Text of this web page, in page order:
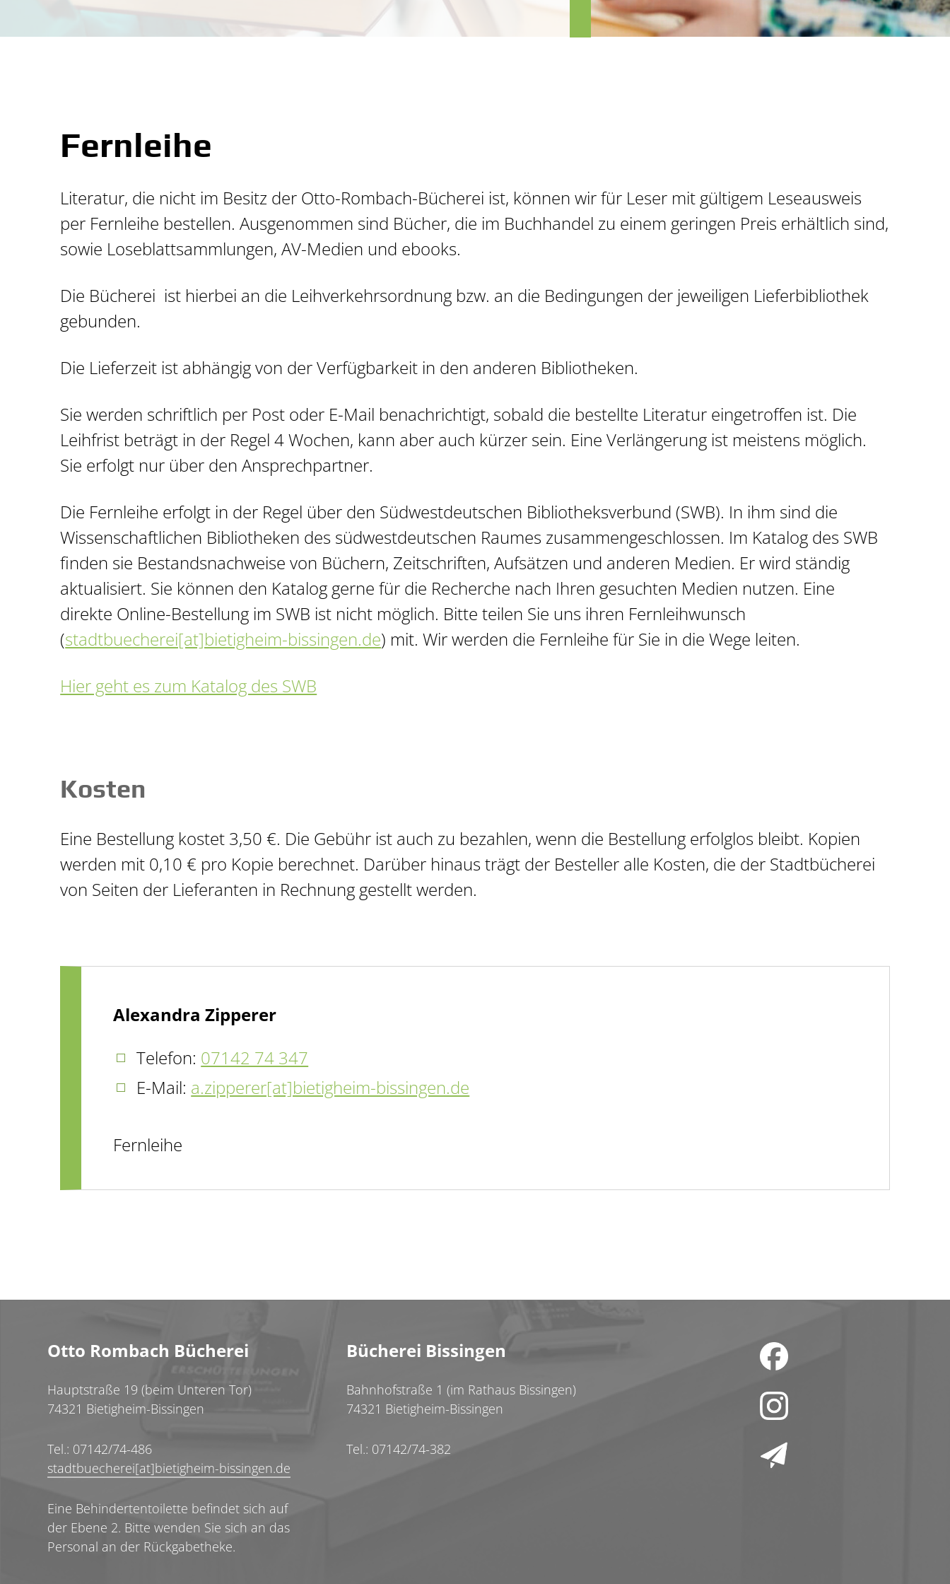
Fernleihe
Literatur, die nicht im Besitz der Otto-Rombach-Bücherei ist, können wir für Leser mit gültigem Leseausweis
per Fernleihe bestellen. Ausgenommen sind Bücher, die im Buchhandel zu einem geringen Preis erhältlich sind,
sowie Loseblattsammlungen, AV-Medien und ebooks.
Die Bücherei ist hierbei an die Leihverkehrsordnung bzw. an die Bedingungen der jeweiligen Lieferbibliothek
gebunden.
Die Lieferzeit ist abhängig von der Verfügbarkeit in den anderen Bibliotheken.
Sie werden schriftlich per Post oder E-Mail benachrichtigt, sobald die bestellte Literatur eingetroffen ist. Die
Leihfrist beträgt in der Regel 4 Wochen, kann aber auch kürzer sein. Eine Verlängerung ist meistens möglich.
Sie erfolgt nur über den Ansprechpartner.
Die Fernleihe erfolgt in der Regel über den Südwestdeutschen Bibliotheksverbund (SWB). In ihm sind die
Wissenschaftlichen Bibliotheken des südwestdeutschen Raumes zusammengeschlossen. Im Katalog des SWB
finden sie Bestandsnachweise von Büchern, Zeitschriften, Aufsätzen und anderen Medien. Er wird ständig
aktualisiert. Sie können den Katalog gerne für die Recherche nach Ihren gesuchten Medien nutzen. Eine
direkte Online-Bestellung im SWB ist nicht möglich. Bitte teilen Sie uns ihren Fernleihwunsch
(stadtbuecherei[at]bietigheim-bissingen.de) mit. Wir werden die Fernleihe für Sie in die Wege leiten.
Hier geht es zum Katalog des SWB
Kosten
Eine Bestellung kostet 3,50 €. Die Gebühr ist auch zu bezahlen, wenn die Bestellung erfolglos bleibt. Kopien
werden mit 0,10 € pro Kopie berechnet. Darüber hinaus trägt der Besteller alle Kosten, die der Stadtbücherei
von Seiten der Lieferanten in Rechnung gestellt werden.
Alexandra Zipperer
Telefon: 07142 74 347
E-Mail: a.zipperer[at]bietigheim-bissingen.de
Fernleihe
Otto Rombach Bücherei
Hauptstraße 19 (beim Unteren Tor)
74321 Bietigheim-Bissingen
Tel.: 07142/74-486
stadtbuecherei[at]bietigheim-bissingen.de
Eine Behindertentoilette befindet sich auf
der Ebene 2. Bitte wenden Sie sich an das
Personal an der Rückgabetheke.
Bücherei Bissingen
Bahnhofstraße 1 (im Rathaus Bissingen)
74321 Bietigheim-Bissingen
Tel.: 07142/74-382
in der Bücherei